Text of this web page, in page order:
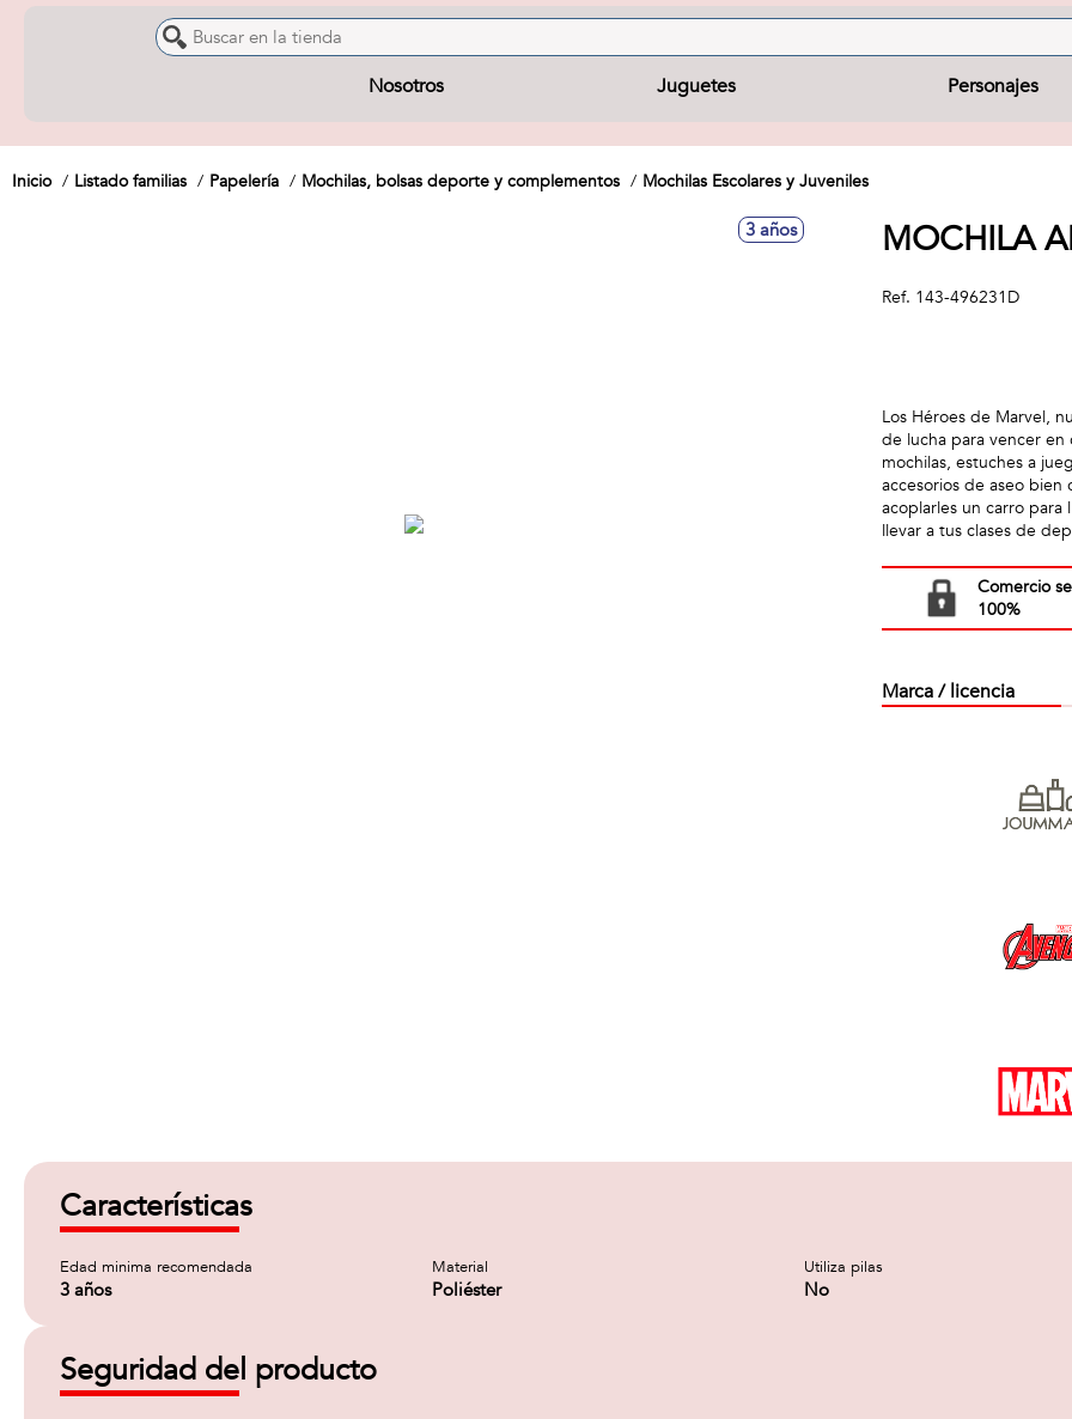
Nosotros Juguetes Personajes
Inicio Listado familias Papelería Mochilas, bolsas deporte y complementos Mochilas Escolares y Juveniles
3 años MOCHILA
Ref. 143-496231D
Los Héroes de Marvel,
de lucha para vencer en
mochilas, estuches a
accesorios de aseo
acoplarles un carro para
llevar a tus clases de
Comercio
100%
Marca / licencia
Características
Edad minima recomendada
3 años
Material
Poliéster
Utiliza pilas
No
Seguridad del producto